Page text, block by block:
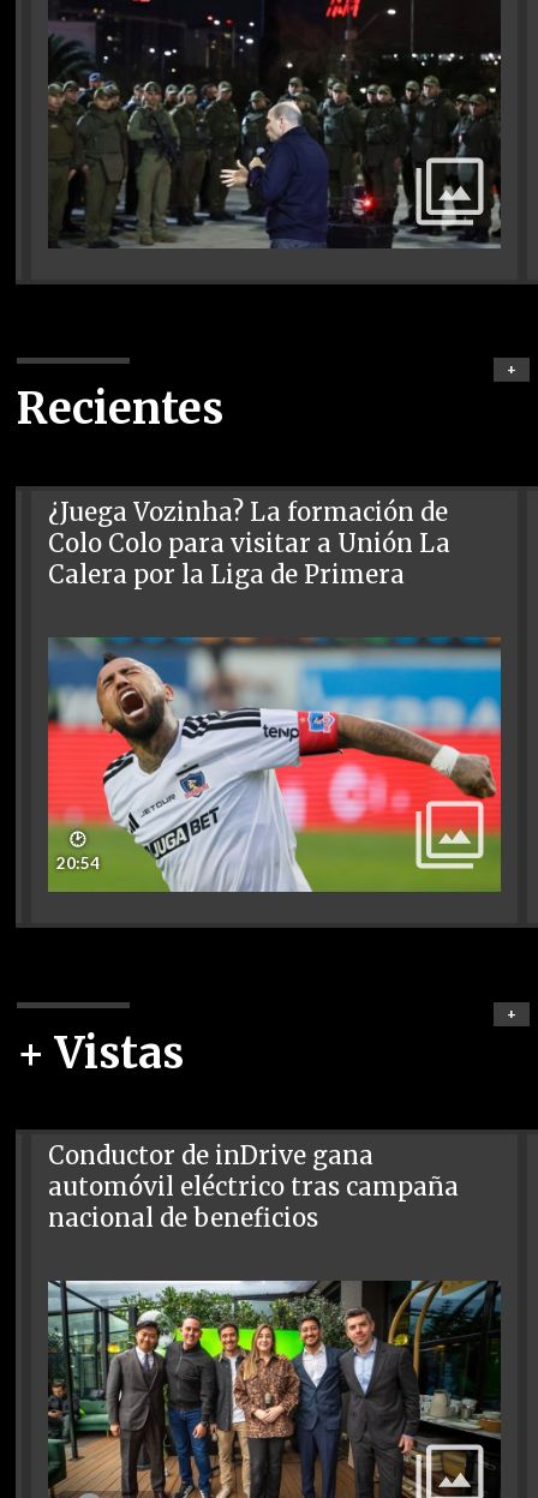
Recientes
+
¿Juega Vozinha? La formación de
Colo Colo para visitar a Unión La
Calera por la Liga de Primera
🕑
20:54
+ Vistas
+
Conductor de inDrive gana
automóvil eléctrico tras campaña
nacional de beneficios